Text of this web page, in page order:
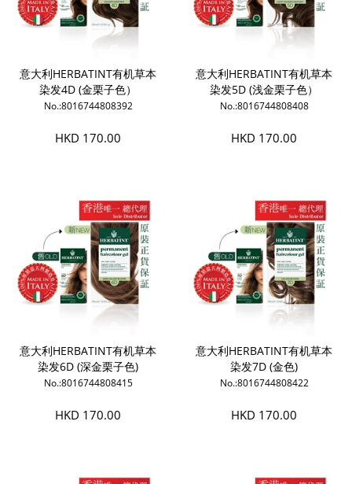
意大利HERBATINT有机草本
染发4D (金栗子色）
No.:8016744808392
HKD 170.00
意大利HERBATINT有机草本
染发5D (浅金栗子色）
No.:8016744808408
HKD 170.00
意大利HERBATINT有机草本
染发6D (深金栗子色)
No.:8016744808415
HKD 170.00
意大利HERBATINT有机草本
染发7D (金色)
No.:8016744808422
HKD 170.00